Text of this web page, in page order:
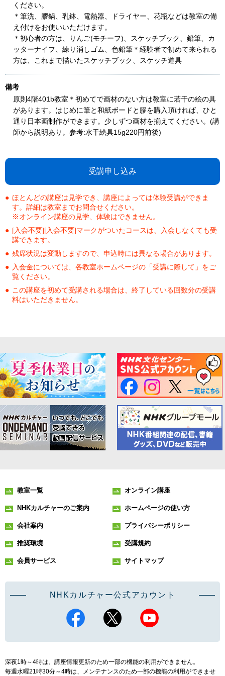
ください。
＊筆洗、膠鍋、乳鉢、電熱器、ドライヤー、花瓶などは教室の備
え付けをお使いいただけます。
＊初心者の方は、りんご(モチーフ)、スケッチブック、鉛筆、カ
ッターナイフ、練り消しゴム、色鉛筆＊経験者で初めて来られる
方は、これまで描いたスケッチブック、スケッチ道具
備考
原則4階401b教室＊初めてで画材のない方は教室に若干の絵の具
があります。はじめに筆と和紙ボードと膠を購入頂ければ、ひと
通り日本画制作ができます。少しずつ画材を揃えてください。(講
師から説明あり。参考:水干絵具15g220円前後)
受講申し込み
ほとんどの講座は見学でき、講座によっては体験受講ができま
す。詳細は教室までお問合せください。
※オンライン講座の見学、体験はできません。
[入会不要][入会不要]マークがついたコースは、入会しなくても受
講できます。
残席状況は変動しますので、申込時には異なる場合があります。
入会金については、各教室ホームページの「受講に際して」をご
覧ください。
この講座を初めて受講される場合は、終了している回数分の受講
料はいただきません。
教室一覧 オンライン講座
NHKカルチャーのご案内 ホームページの使い方
会社案内 プライバシーポリシー
推奨環境 受講規約
会員サービス サイトマップ
NHKカルチャー公式アカウント
深夜1時～4時は、講座情報更新のため一部の機能の利用ができません。
毎週水曜21時30分～4時は、メンテナンスのため一部の機能の利用ができませ